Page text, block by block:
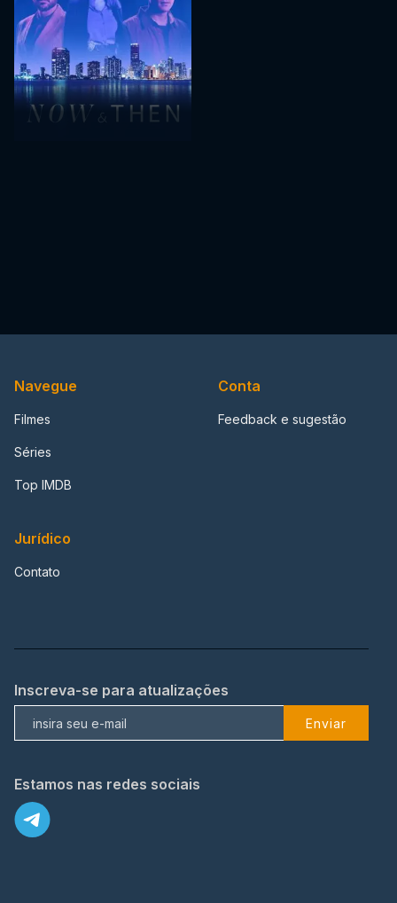
Navegue
Filmes
Séries
Top IMDB
Conta
Feedback e sugestão
Jurídico
Contato
Inscreva-se para atualizações
Enviar
Estamos nas redes sociais